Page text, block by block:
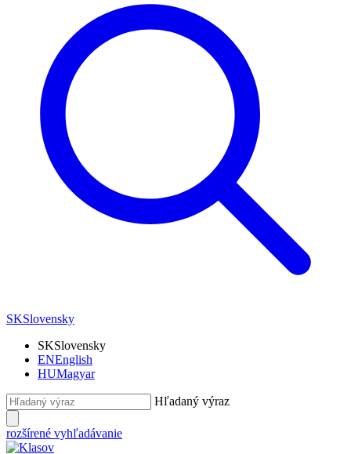
SKSlovensky
SKSlovensky
ENEnglish
HUMagyar
Hľadaný výraz
rozšírené vyhľadávanie